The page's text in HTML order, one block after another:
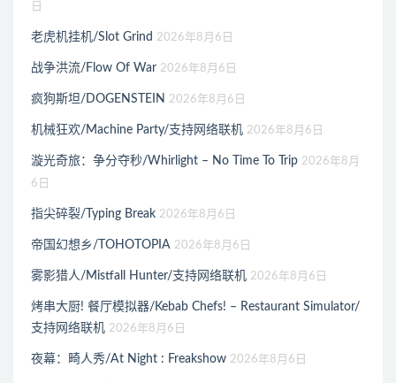
日
老虎机挂机/Slot Grind 2026年8月6日
战争洪流/Flow Of War 2026年8月6日
疯狗斯坦/DOGENSTEIN 2026年8月6日
机械狂欢/Machine Party/支持网络联机 2026年8月6日
漩光奇旅：争分夺秒/Whirlight – No Time To Trip 2026年8月
6日
指尖碎裂/Typing Break 2026年8月6日
帝国幻想乡/TOHOTOPIA 2026年8月6日
雾影猎人/Mistfall Hunter/支持网络联机 2026年8月6日
烤串大厨! 餐厅模拟器/Kebab Chefs! – Restaurant Simulator/
支持网络联机 2026年8月6日
夜幕：畸人秀/At Night : Freakshow 2026年8月6日